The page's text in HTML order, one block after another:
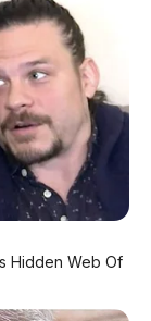
Hidden Web Of